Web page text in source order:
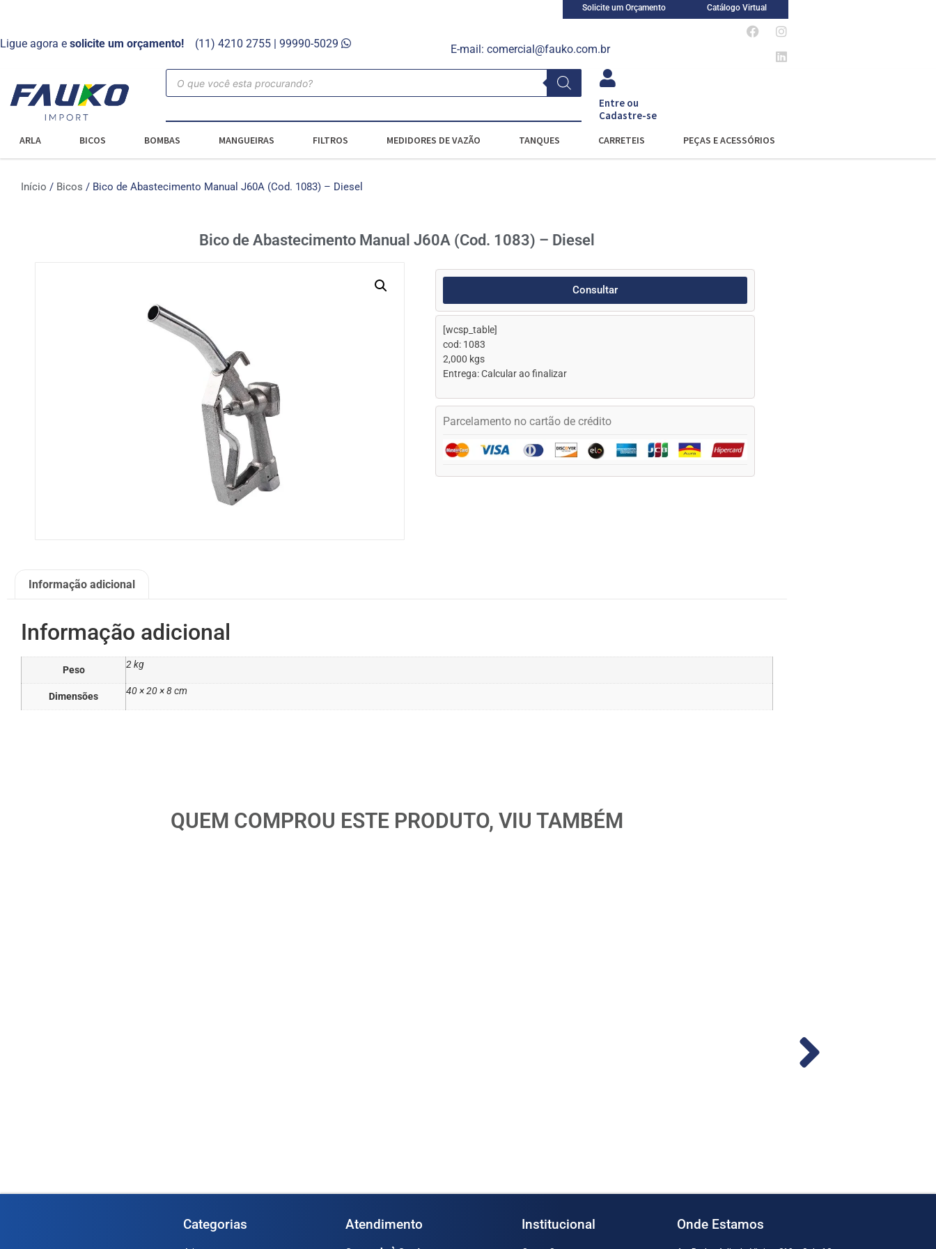
Solicite um Orçamento Catálogo Virtual
Ligue agora e solicite um orçamento! (11) 4210 2755 | 99990-5029 E-mail: comercial@fauko.com.br
Entre ou
Cadastre-se
ARLA BICOS BOMBAS MANGUEIRAS FILTROS MEDIDORES DE VAZÃO TANQUES CARRETEIS PEÇAS E ACESSÓRIOS
Início / Bicos / Bico de Abastecimento Manual J60A (Cod. 1083) – Diesel
Bico de Abastecimento Manual J60A (Cod. 1083) – Diesel
Consultar
[wcsp_table]
cod: 1083
2,000 kgs
Entrega: Calcular ao finalizar
Parcelamento no cartão de crédito
Informação adicional
Informação adicional
Peso 2 kg
Dimensões 40 × 20 × 8 cm
QUEM COMPROU ESTE PRODUTO, VIU TAMBÉM
Categorias Atendimento Institucional Onde Estamos